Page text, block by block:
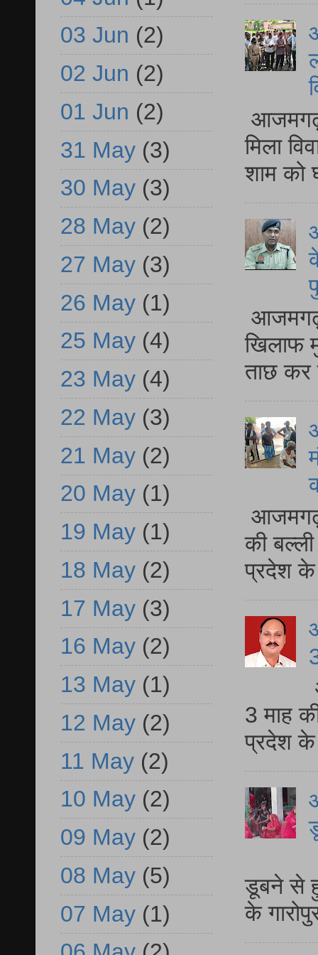
आजमगढ़
मिला
शाम को
आजमगढ़
खिलाफ
ताछ कर
आजमगढ़
की
प्रदेश
3 माह
प्रदेश
डूबने से
के
03 Jun (2)
02 Jun (2)
01 Jun (2)
31 May (3)
30 May (3)
28 May (2)
27 May (3)
26 May (1)
25 May (4)
23 May (4)
22 May (3)
21 May (2)
20 May (1)
19 May (1)
18 May (2)
17 May (3)
16 May (2)
13 May (1)
12 May (2)
11 May (2)
10 May (2)
09 May (2)
08 May (5)
07 May (1)